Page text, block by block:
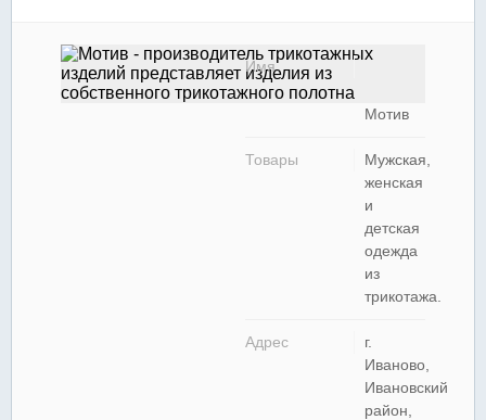
Имя
Мотив
Товары
Мужская,
женская
и
детская
одежда
из
трикотажа.
Адрес
г.
Иваново,
Ивановский
район,